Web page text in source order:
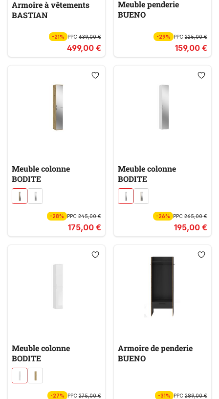
Armoire à vêtements
BASTIAN
-21% PPC 639,00 €
499,00 €
Meuble penderie
BUENO
-29% PPC225,00 €
159,00 €
Meuble colonne
BODITE
-28% PPC 245,00 €
175,00 €
Meuble colonne
BODITE
-26% PPC265,00 €
195,00 €
Meuble colonne
BODITE
-27% PPC 275,00 €
Armoire de penderie
BUENO
-31% PPC289,00 €